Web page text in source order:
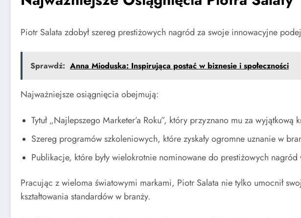
Piotr Salata zdobył szereg prestiżowych nagród za swoje innowacyjne
Sprawdź: Anna Mioduska: Inspirująca postać w biznesie i społeczności
Najważniejsze osiągnięcia obejmują:
Tytuł „Najlepszego Marketer’a Roku”, który przyznano mu za
Szereg programów szkoleniowych, które zyskały ogromne uznanie w
Publikacje, które były wielokrotnie nominowane do prestiżowych
Pracując z wieloma światowymi markami, Piotr Salata nie tylko umocnił
kształtowania standardów w branży.